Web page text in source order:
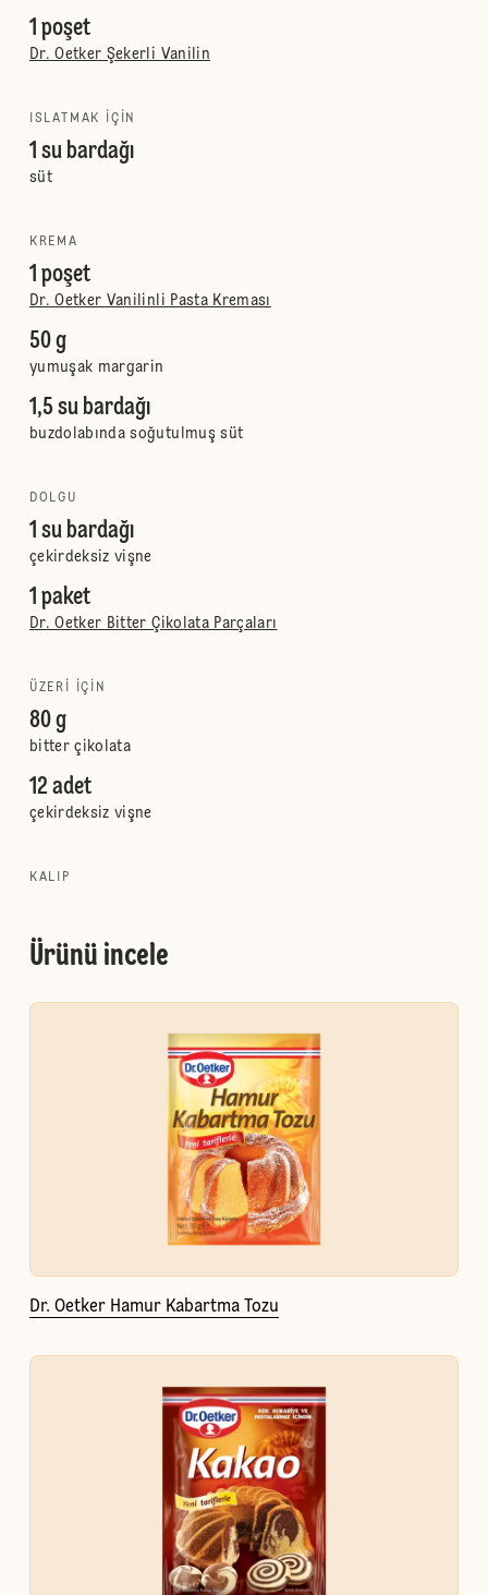
1 poşet
Dr. Oetker Şekerli Vanilin
ISLATMAK IÇIN
1 su bardağı
süt
KREMA
1 poşet
Dr. Oetker Vanilinli Pasta Kreması
50 g
yumuşak margarin
1,5 su bardağı
buzdolabında soğutulmuş süt
DOLGU
1 su bardağı
çekirdeksiz vişne
1 paket
Dr. Oetker Bitter Çikolata Parçaları
ÜZERI IÇIN
80 g
bitter çikolata
12 adet
çekirdeksiz vişne
KALIP
Ürünü incele
Dr. Oetker Hamur Kabartma Tozu